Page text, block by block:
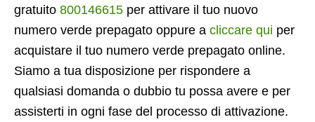
gratuito 800146615 per attivare il tuo nuovo
numero verde prepagato oppure a cliccare qui per
acquistare il tuo numero verde prepagato online.
Siamo a tua disposizione per rispondere a
qualsiasi domanda o dubbio tu possa avere e per
assisterti in ogni fase del processo di attivazione.